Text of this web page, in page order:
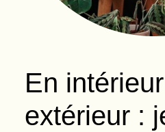
En
extérieur :